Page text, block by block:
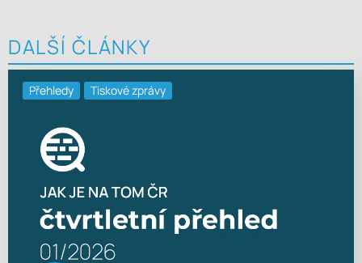
DALŠÍ ČLÁNKY
Přehledy Tiskové zprávy